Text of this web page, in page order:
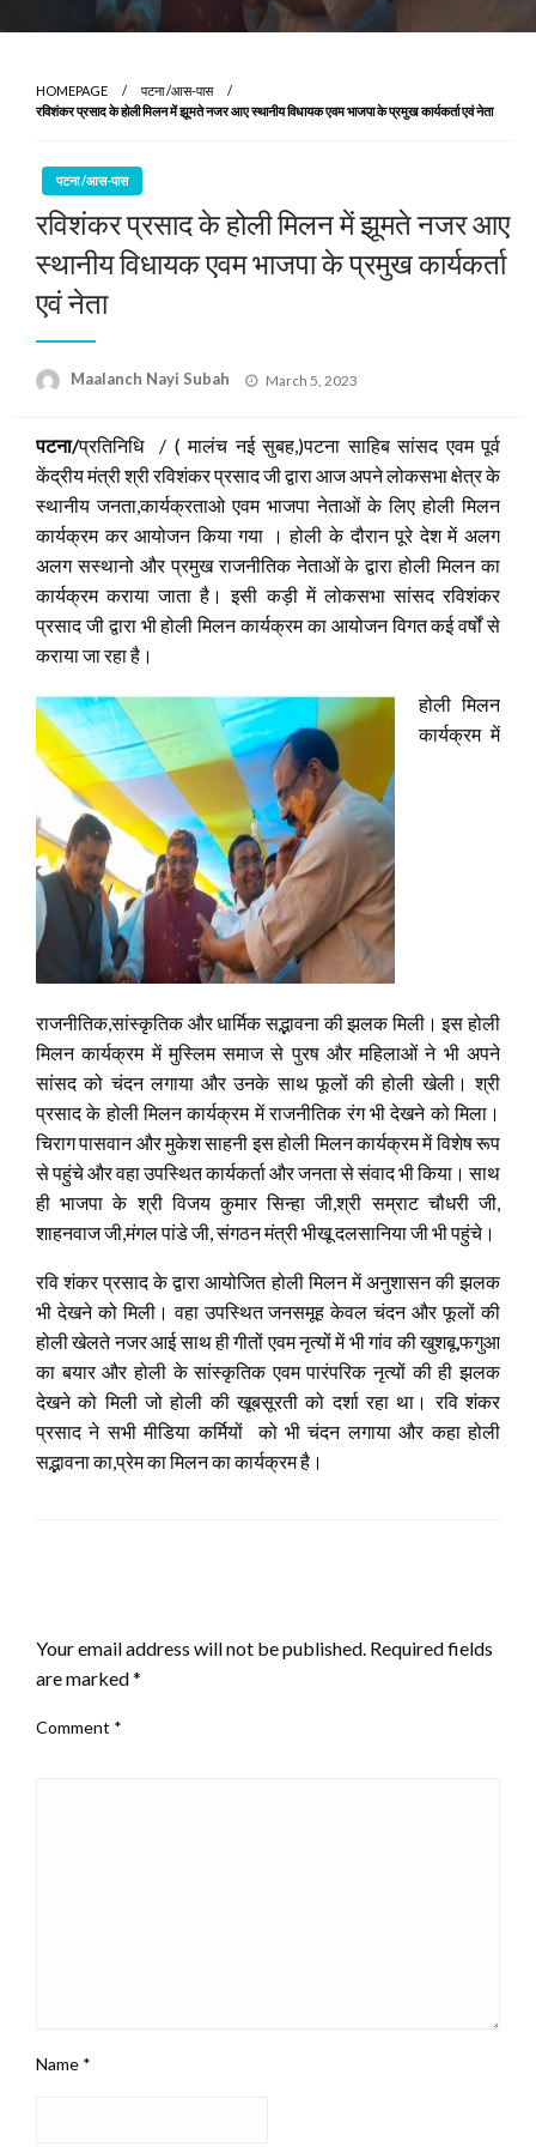
HOMEPAGE
पटना /आस-पास
रविशंकर प्रसाद के होली मिलन में झूमते नजर आए स्थानीय विधायक एवम भाजपा के प्रमुख कार्यकर्ता एवं नेता
पटना /आस-पास
रविशंकर प्रसाद के होली मिलन में झूमते नजर आए
स्थानीय विधायक एवम भाजपा के प्रमुख कार्यकर्ता
एवं नेता
Maalanch Nayi Subah
Posted
March 5, 2023
पटना/प्रतिनिधि / ( मालंच नई सुबह,)पटना साहिब सांसद एवम पूर्व
केंद्रीय मंत्री श्री रविशंकर प्रसाद जी द्वारा आज अपने लोकसभा क्षेत्र के
स्थानीय जनता,कार्यक्रताओ एवम भाजपा नेताओं के लिए होली मिलन
कार्यक्रम कर आयोजन किया गया । होली के दौरान पूरे देश में अलग
अलग सस्थानो और प्रमुख राजनीतिक नेताओं के द्वारा होली मिलन का
कार्यक्रम कराया जाता है। इसी कड़ी में लोकसभा सांसद रविशंकर
प्रसाद जी द्वारा भी होली मिलन कार्यक्रम का आयोजन विगत कई वर्षों से
कराया जा रहा है।
होली मिलन
कार्यक्रम में
राजनीतिक,सांस्कृतिक और धार्मिक सद्भावना की झलक मिली। इस होली
मिलन कार्यक्रम में मुस्लिम समाज से पुरष और महिलाओं ने भी अपने
सांसद को चंदन लगाया और उनके साथ फूलों की होली खेली। श्री
प्रसाद के होली मिलन कार्यक्रम में राजनीतिक रंग भी देखने को मिला।
चिराग पासवान और मुकेश साहनी इस होली मिलन कार्यक्रम में विशेष रूप
से पहुंचे और वहा उपस्थित कार्यकर्ता और जनता से संवाद भी किया। साथ
ही भाजपा के श्री विजय कुमार सिन्हा जी,श्री सम्राट चौधरी जी,
शाहनवाज जी,मंगल पांडे जी, संगठन मंत्री भीखू दलसानिया जी भी पहुंचे।
रवि शंकर प्रसाद के द्वारा आयोजित होली मिलन में अनुशासन की झलक
भी देखने को मिली। वहा उपस्थित जनसमूह केवल चंदन और फूलों की
होली खेलते नजर आई साथ ही गीतों एवम नृत्यों में भी गांव की खुशबू,फगुआ
का बयार और होली के सांस्कृतिक एवम पारंपरिक नृत्यों की ही झलक
देखने को मिली जो होली की खूबसूरती को दर्शा रहा था। रवि शंकर
प्रसाद ने सभी मीडिया कर्मियों को भी चंदन लगाया और कहा होली
सद्भावना का,प्रेम का मिलन का कार्यक्रम है।
Your email address will not be published. Required fields
are marked*
Comment *
Name *